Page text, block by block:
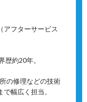
アフターサービス
歴約20年。
の修理などの技術
幅広く担当。